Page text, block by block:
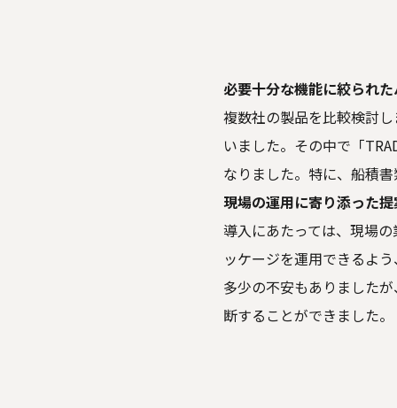
必要十分な機能に絞られ
複数社の製品を比較検討
いました。その中で「
なりました。特に、船積
現場の運用に寄り添った
導入にあたっては、現場
ッケージを運用できるよ
多少の不安もありました
断することができました。